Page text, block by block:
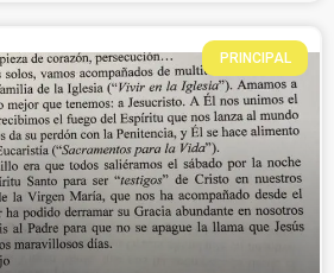
PRINCIPAL